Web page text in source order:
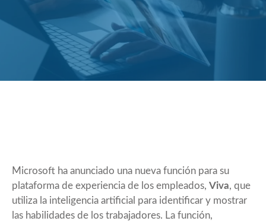
Microsoft ha anunciado una nueva función para su
plataforma de experiencia de los empleados, Viva, que
utiliza la inteligencia artificial para identificar y mostrar
las habilidades de los trabajadores. La función,